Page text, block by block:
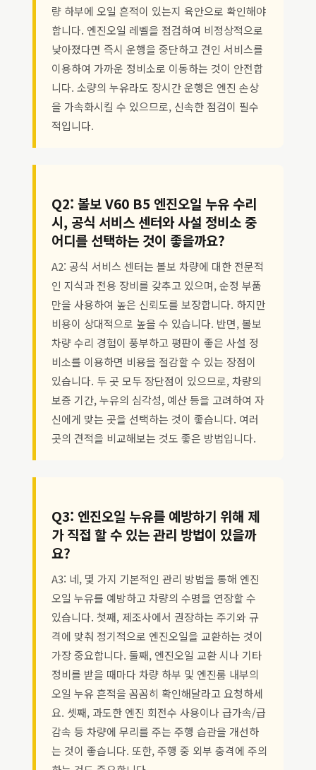
량 하부에 오일 흔적이 있는지 육안으로 확인해야
합니다. 엔진오일 레벨을 점검하여 비정상적으로
낮아졌다면 즉시 운행을 중단하고 견인 서비스를
이용하여 가까운 정비소로 이동하는 것이 안전합
니다. 소량의 누유라도 장시간 운행은 엔진 손상
을 가속화시킬 수 있으므로, 신속한 점검이 필수
적입니다.
Q2: 볼보 V60 B5 엔진오일 누유 수리
시, 공식 서비스 센터와 사설 정비소 중
어디를 선택하는 것이 좋을까요?
A2: 공식 서비스 센터는 볼보 차량에 대한 전문적
인 지식과 전용 장비를 갖추고 있으며, 순정 부품
만을 사용하여 높은 신뢰도를 보장합니다. 하지만
비용이 상대적으로 높을 수 있습니다. 반면, 볼보
차량 수리 경험이 풍부하고 평판이 좋은 사설 정
비소를 이용하면 비용을 절감할 수 있는 장점이
있습니다. 두 곳 모두 장단점이 있으므로, 차량의
보증 기간, 누유의 심각성, 예산 등을 고려하여 자
신에게 맞는 곳을 선택하는 것이 좋습니다. 여러
곳의 견적을 비교해보는 것도 좋은 방법입니다.
Q3: 엔진오일 누유를 예방하기 위해 제
가 직접 할 수 있는 관리 방법이 있을까
요?
A3: 네, 몇 가지 기본적인 관리 방법을 통해 엔진
오일 누유를 예방하고 차량의 수명을 연장할 수
있습니다. 첫째, 제조사에서 권장하는 주기와 규
격에 맞춰 정기적으로 엔진오일을 교환하는 것이
가장 중요합니다. 둘째, 엔진오일 교환 시나 기타
정비를 받을 때마다 차량 하부 및 엔진룸 내부의
오일 누유 흔적을 꼼꼼히 확인해달라고 요청하세
요. 셋째, 과도한 엔진 회전수 사용이나 급가속/급
감속 등 차량에 무리를 주는 주행 습관을 개선하
는 것이 좋습니다. 또한, 주행 중 외부 충격에 주의